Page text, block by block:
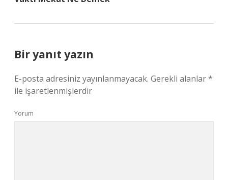
Bir yanıt yazın
E-posta adresiniz yayınlanmayacak. Gerekli alanlar*
ile işaretlenmişlerdir
Yorum